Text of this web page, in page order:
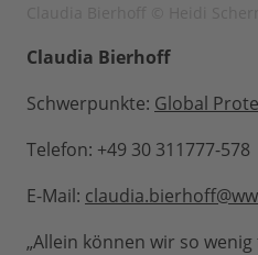
Claudia Bierhoff
Schwerpunkte: Global
Telefon: +49 30 311777-578
E-Mail:
„Allein können wir so